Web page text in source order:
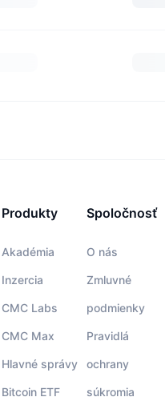
Produkty
Akadémia
Inzercia
CMC Labs
CMC Max
Hlavné správy
Bitcoin ETF
Spoločnosť
O nás
Zmluvné
podmienky
Pravidlá
ochrany
súkromia